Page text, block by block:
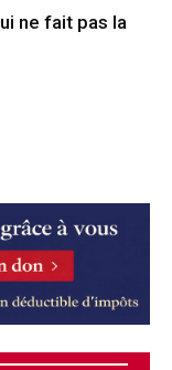
ne fait pas la